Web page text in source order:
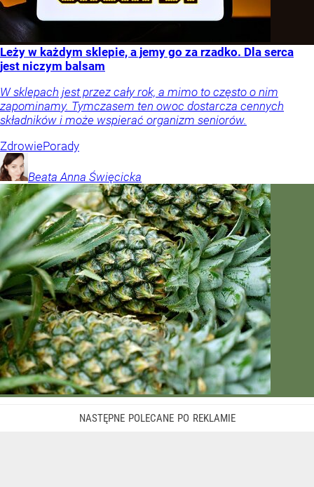
Leży w każdym sklepie, a jemy go za rzadko. Dla serca
jest niczym balsam
W sklepach jest przez cały rok, a mimo to często o nim
zapominamy. Tymczasem ten owoc dostarcza cennych
składników i może wspierać organizm seniorów.
ZdrowiePorady
Beata Anna Święcicka